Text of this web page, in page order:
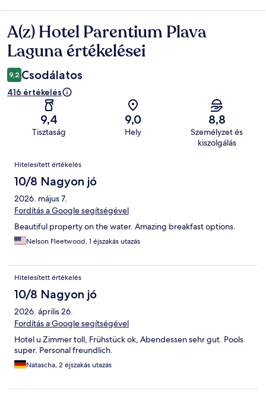
Értékelések
A(z) Hotel Parentium Plava
Laguna értékelései
9,2 Csodálatos
416 értékelés
9,4
Tisztaság
9,0
Hely
8,8
Személyzet és
kiszolgálás
Értékelések
Hitelesített értékelés
10/8 Nagyon jó
2026. május 7.
Fordítás a Google segítségével
Beautiful property on the water. Amazing breakfast options.
Nelson Fleetwood, 1 éjszakás utazás
Hitelesített értékelés
10/8 Nagyon jó
2026. április 26.
Fordítás a Google segítségével
Hotel u Zimmer toll, Frühstück ok, Abendessen sehr gut. Pools
super. Personal freundlich.
Natascha, 2 éjszakás utazás